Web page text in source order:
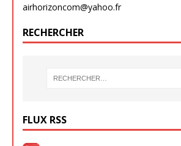
airhorizoncom@yahoo.fr
RECHERCHER
FLUX RSS